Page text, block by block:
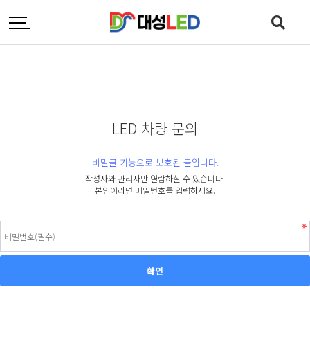
LED 차량 문의
비밀글 기능으로 보호된 글입니다.
작성자와 관리자만 열람하실 수 있습니다.
본인이라면 비밀번호를 입력하세요.